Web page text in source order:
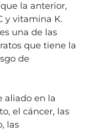
la anterior,
y vitamina K.
una de las
que tiene la
de
aliado en la
el cáncer, las
las